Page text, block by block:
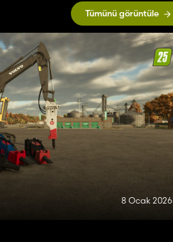
Tümünü görüntüle
8 Ocak 2026